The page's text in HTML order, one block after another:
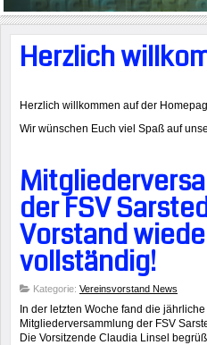
Herzlich
Herzlich willkommen auf der
Wir wünschen Euch viel Spaß auf
der FSV
Vorstand
vollständig!
Kategorie: Vereinsvorstand News
In der letzten Woche fand die jährliche
Mitgliederversammlung der FSV
Die Vorsitzende Claudia Linsel